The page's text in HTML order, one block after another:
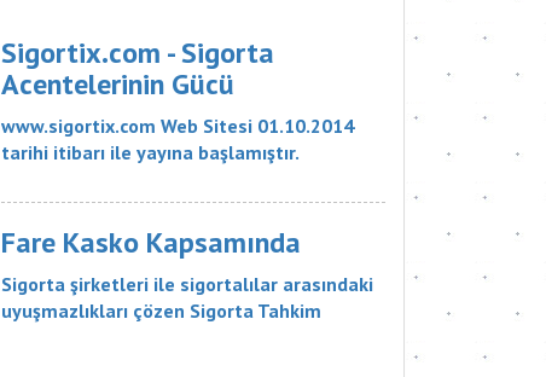
Sigortix.com - Sigorta
Acentelerinin Gücü
www.sigortix.com Web Sitesi 01.10.2014
tarihi itibarı ile yayına başlamıştır.
tercih etmeleri gerektiği konusunda
bilgilendiren ve Sitedeki Üye Sigorta
Acentelerine müşteri yö...
Fare Kasko Kapsamında
Sigorta şirketleri ile sigortalılar arasındaki
uyuşmazlıkları çözen Sigorta Tahkim